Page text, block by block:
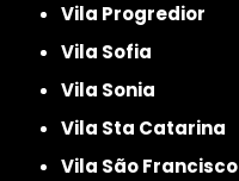
Vila Progredior
Vila Sofia
Vila Sonia
Vila Sta Catarina
Vila São Francisco